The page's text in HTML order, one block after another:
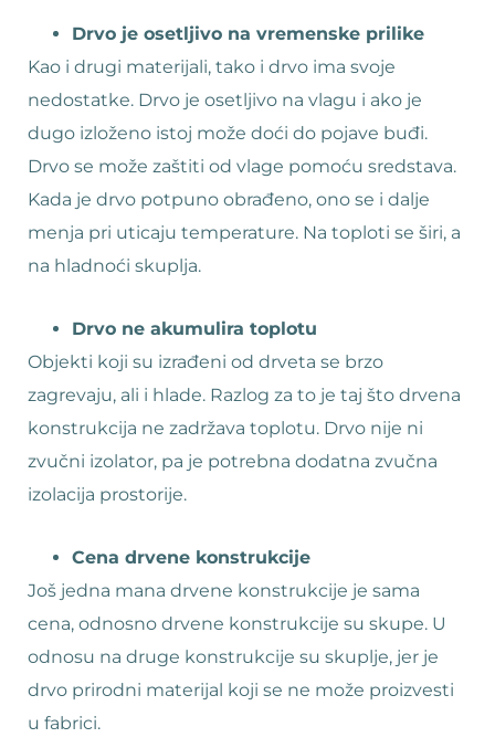
Drvo je osetljivo na vremenske prilike
Kao i drugi materijali, tako i drvo ima svoje
nedostatke. Drvo je osetljivo na vlagu i ako je
dugo izloženo istoj može doći do pojave buđi.
Drvo se može zaštiti od vlage pomoću sredstava.
Kada je drvo potpuno obrađeno, ono se i dalje
menja pri uticaju temperature. Na toploti se širi, a
na hladnoći skuplja.
Drvo ne akumulira toplotu
Objekti koji su izrađeni od drveta se brzo
zagrevaju, ali i hlade. Razlog za to je taj što drvena
konstrukcija ne zadržava toplotu. Drvo nije ni
zvučni izolator, pa je potrebna dodatna zvučna
izolacija prostorije.
Cena drvene konstrukcije
Još jedna mana drvene konstrukcije je sama
cena, odnosno drvene konstrukcije su skupe. U
odnosu na druge konstrukcije su skuplje, jer je
drvo prirodni materijal koji se ne može proizvesti
u fabrici.